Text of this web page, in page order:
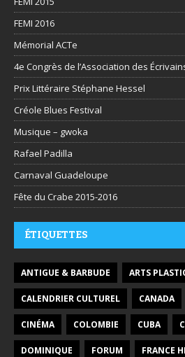
FEMI 2016
Mémorial ACTe
4e Congrès de l’Association des
Prix Littéraire Stéphane Hessel
Créole Blues Festival
Musique – gwoka
Rafael Padilla
Carnaval Guadeloupe
Fête du Crabe 2015-2016
ÉTIQUETTES
ANTIGUE & BARBUDE ARTS
CALENDRIER CULTUREL CANADA
CINÉMA COLOMBIE CUBA
DOMINIQUE FORUM FRANCE